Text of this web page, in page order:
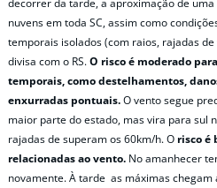
decorrer da tarde, a aproximação de
nuvens em toda SC, assim como
temporais isolados (com raios, rajadas
divisa com o RS.O risco é moderado
temporais, como destelhamentos,
enxurradas pontuais.O vento segue
maior parte do estado, mas vira para sul
rajadas de superam os 60km/h. O risco é
relacionadas ao vento. No amanhecer
novamente. À tarde as máximas chegam